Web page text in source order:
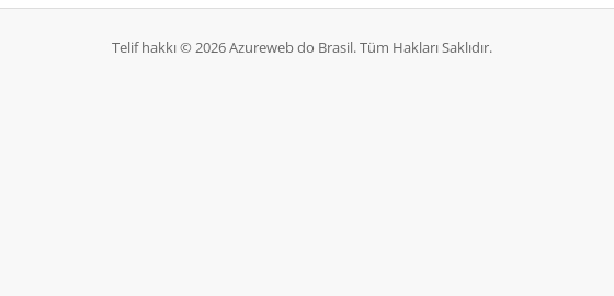
Telif hakkı © 2026 Azureweb do Brasil. Tüm Hakları Saklıdır.